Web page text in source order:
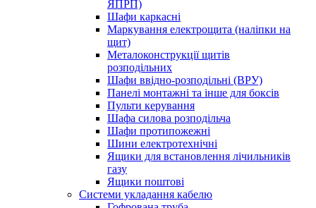
ЯПРП)
Шафи каркасні
Маркування електрощита (наліпки на
щит)
Металоконструкції щитів
розподільних
Шафи ввідно-розподільні (ВРУ)
Панелі монтажні та інше для боксів
Пульти керування
Шафа силова розподільча
Шафи протипожежні
Шини електротехнічні
Ящики для встановлення лічильників
газу
Ящики поштові
Системи укладання кабелю